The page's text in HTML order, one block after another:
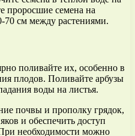
проросшие семена на
70 см между растениями.
поливайте их, особенно в
плодов. Поливайте арбузы
воды на листья.
почвы и прополку грядок,
и обеспечить доступ
необходимости можно